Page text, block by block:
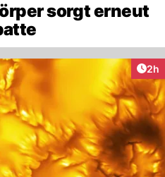
sorgt erneut
2h